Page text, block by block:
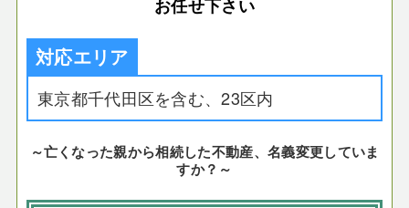
お任せ下さい
対応エリア
東京都千代田区を含む、23区内
～亡くなった親から相続した不動産、名義変更していま
すか？～